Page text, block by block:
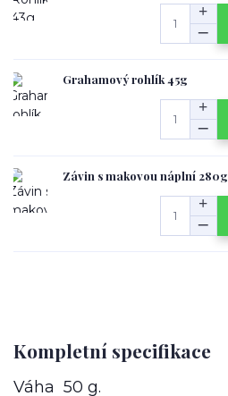
Grahamový rohlík 45g
Závin s makovou náplní 280g
Kompletní specifikace
Váha 50 g.